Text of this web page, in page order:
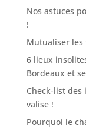
Nos astuces
!
Mutualiser les
6 lieux
Bordeaux et
Check-list
valise !
Pourquoi le